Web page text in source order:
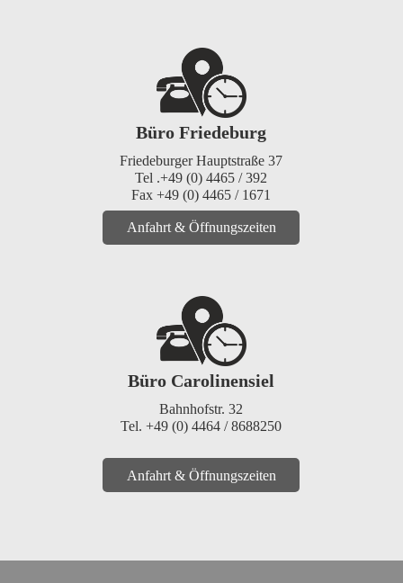
Büro Friedeburg
Friedeburger Hauptstraße 37
Tel .+49 (0) 4465 / 392
Fax +49 (0) 4465 / 1671
Anfahrt & Öffnungszeiten
Büro Carolinensiel
Bahnhofstr. 32
Tel. +49 (0) 4464 / 8688250
Anfahrt & Öffnungszeiten